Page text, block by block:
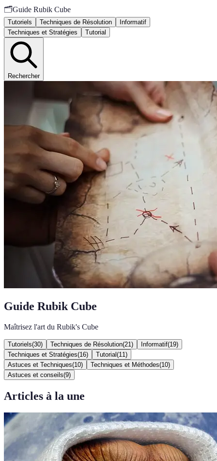
🗂️Guide Rubik Cube
Tutoriels Techniques de Résolution
Informatif
Techniques et Stratégies
Tutorial
Rechercher
Guide Rubik Cube
Maîtrisez l'art du Rubik's Cube
Tutoriels(30) Techniques de Résolution(21 ) Informatif(19)
Techniques et Stratégies(16) Tutorial (11 )
Astuces et Techniques(10) Techniques et Méthodes(10)
Astuces et conseils(9)
Articles à la une